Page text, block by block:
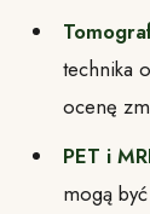
technika
ocenę
PET i
mogą